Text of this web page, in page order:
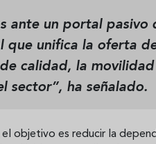
ante un portal pasivo
que unifica la oferta
calidad, la
sector”, ha señalado.
el objetivo es reducir la